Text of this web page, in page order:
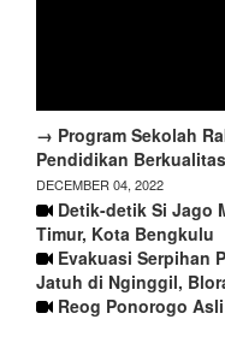
→ Program Sekolah
Pendidikan
DECEMBER 04, 2022
Detik-detik Si Jago
Timur, Kota Bengkulu
Evakuasi Serpihan
Jatuh di Nginggil,
Reog Ponorogo